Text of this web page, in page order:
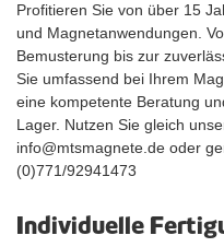
Profitieren Sie von über 15
und Magnetanwendungen.
Bemusterung bis zur
Sie umfassend bei Ihrem
eine kompetente Beratung
Lager. Nutzen Sie gleich
info@mtsmagnete.de oder
(0)771/92941473
Individuelle